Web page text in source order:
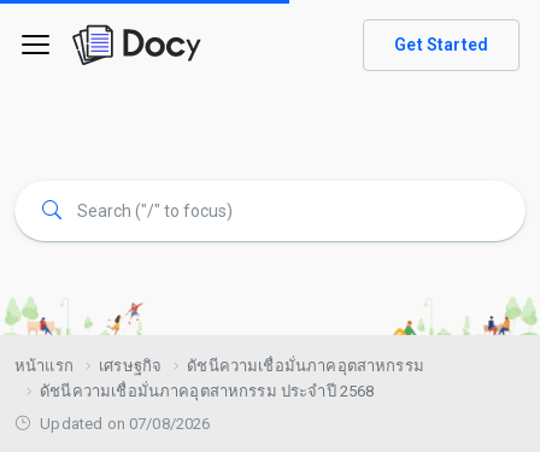
Get Started
หน้าแรก เศรษฐกิจ
ดัชนีความเชื่อมั่นภาคอุตสาหกรรม
ดัชนีความเชื่อมั่นภาคอุตสาหกรรม ประจำปี 2568
Updated on 07/08/2026